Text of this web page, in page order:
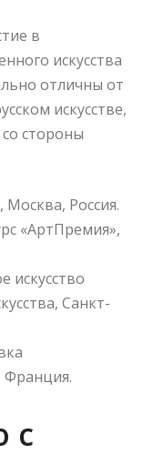
в
искусства
отличны от
искусстве,
стороны
Россия.
«АртПремия»,
искусство
Санкт-
Франция.
с